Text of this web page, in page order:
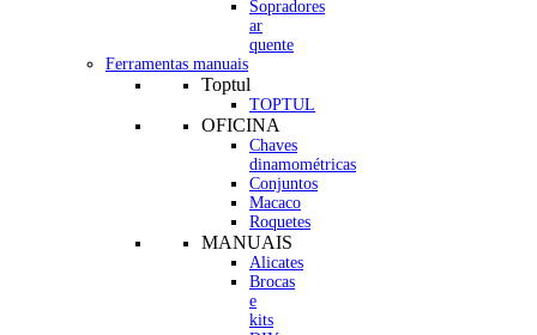
Sopradores
ar
quente
Ferramentas manuais
Toptul
TOPTUL
OFICINA
Chaves
dinamométricas
Conjuntos
Macaco
Roquetes
MANUAIS
Alicates
Brocas
e
kits